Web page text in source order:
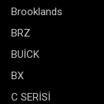
Brooklands
BRZ
BUİCK
BX
C SERİSİ